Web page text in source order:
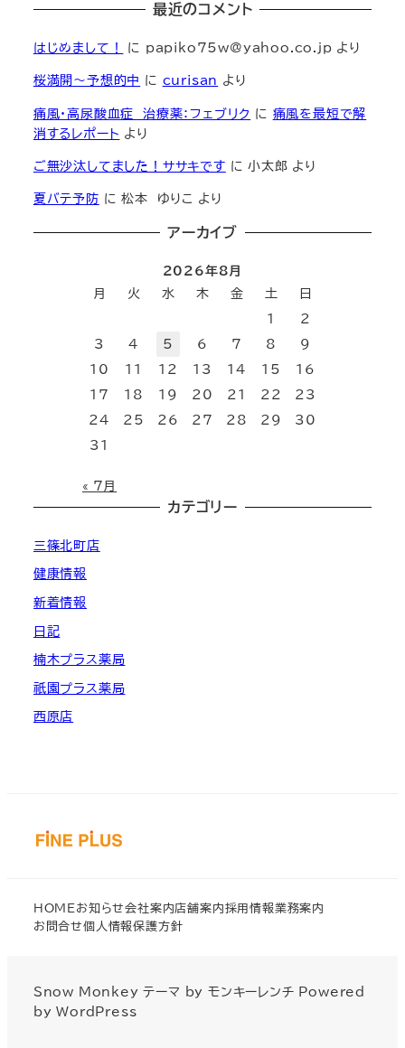
最近のコメント
はじめまして！ に papiko75w@yahoo.co.jp より
桜満開～予想的中 に curisan より
痛風・高尿酸血症 治療薬：フェブリク に 痛風を最短で解
消するレポート より
ご無沙汰してました！ササキです に小太郎 より
夏バテ予防 に松本 ゆりこ より
アーカイブ
2026年8月
月
火 水 木 金 土
日
1
2
3
4 5 6 7 8
9
10
11 12 13 14 15
16
17
18 19 20 21 22
23
24
25 26 27 28 29
30
31
« 7月
カテゴリー
三篠北町店
健康情報
新着情報
日記
楠木プラス薬局
祇園プラス薬局
西原店
HOMEお知らせ会社案内店舗案内採用情報業務案内
お問合せ個人情報保護方針
Snow Monkey テーマ byモンキーレンチ Powered
byWordPress